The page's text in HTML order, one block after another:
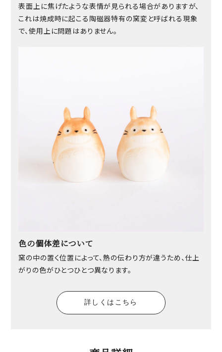
表面上に焦げたような表情が見られる場合がありますが、
これは焼成時に起こる陶磁器特有の窯変と呼ばれる現象
で、使用上に問題はありません。
色の個体差について
窯の中の置く位置によって、熱の伝わり方が違うため、仕上
がりの色がひとつひとつ異なります。
詳しくはこちら